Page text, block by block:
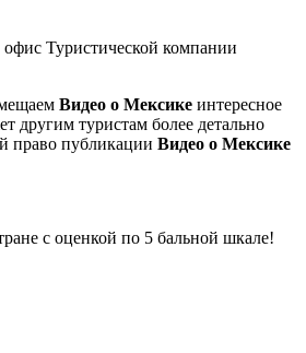
Туристической компании
Видео о Мексике интересное
другим туристам более детально
право публикации Видео о Мексике
с оценкой по 5 бальной шкале!